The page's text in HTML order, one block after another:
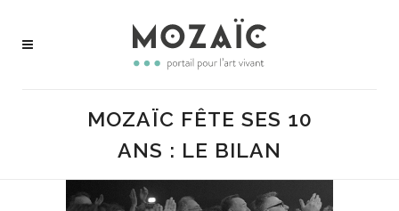
MOZAÏC FÊTE SES 10
ANS : LE BILAN